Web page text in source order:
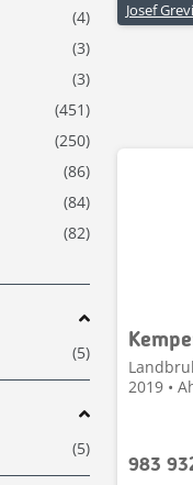
2019 •
983